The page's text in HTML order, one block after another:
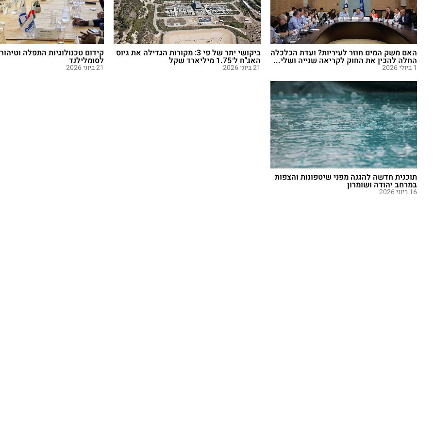
האם משק המים חוזר לעיריות? ועדת הכלכלה
החלה להכין את החוק לקריאה שנייה ושלי...
1 ביולי 2026
ביקושי יתר של פי 3: מקורות הגדילה את גיוס
האג"ח ל־1.75 מיליארד שקל
21 ביוני 2026
קידום טכנולוגיות התפלה
לסומלילנד
21 ביוני 2026
תוכנית חדשה להגנה מפני שיטפונות והצפות
במרחב יהודה ושומרון
16 ביוני 2026